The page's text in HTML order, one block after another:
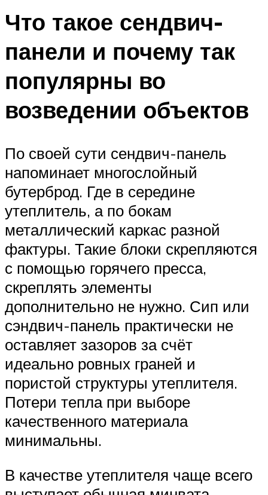
Что такое сендвич-
панели и почему так
популярны во
возведении объектов
По своей сути сендвич-панель
напоминает многослойный
бутерброд. Где в середине
утеплитель, а по бокам
металлический каркас разной
фактуры. Такие блоки скрепляются
с помощью горячего пресса,
скреплять элементы
дополнительно не нужно. Сип или
сэндвич-панель практически не
оставляет зазоров за счёт
идеально ровных граней и
пористой структуры утеплителя.
Потери тепла при выборе
качественного материала
минимальны.
В качестве утеплителя чаще всего